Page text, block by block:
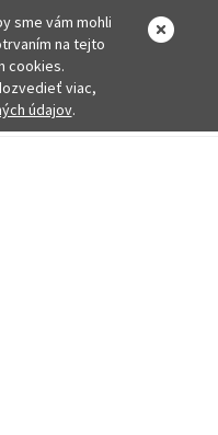
sme vám mohli
na tejto
cookies.
viac,
údajov.